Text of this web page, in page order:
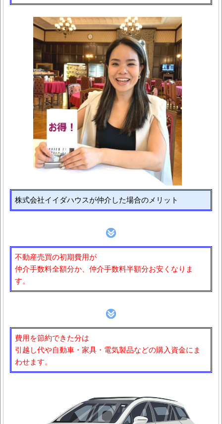
株式会社イイダハウスが仲介した場合のメリット
不動産売買の初期費用が
仲介手数料全額分か、仲介手数料半額分お安くなりま
す。
費用を節約できた分は
引越し代や自動車・家具・電気製品などの購入資金にま
わせます。